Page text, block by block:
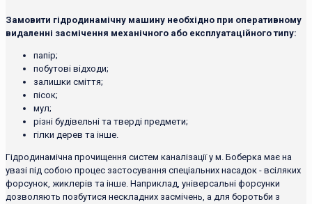
Замовити гідродинамічну машину необхідно при оперативному
видаленні засмічення механічного або експлуатаційного типу:
папір;
побутові відходи;
залишки сміття;
пісок;
мул;
різні будівельні та тверді предмети;
гілки дерев та інше.
Гідродинамічна прочищення систем каналізації у м. Боберка має на
увазі під собою процес застосування спеціальних насадок - всіляких
форсунок, жиклерів та інше. Наприклад, універсальні форсунки
дозволяють позбутися нескладних засмічень, а для боротьби з